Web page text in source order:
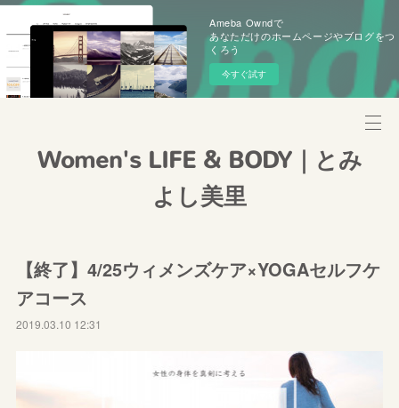
Ameba Owndで
あなただけのホームページやブログをつ
くろう
今すぐ試す
Women's LIFE & BODY｜とみ
よし美里
【終了】4/25ウィメンズケア×YOGAセルフケ
アコース
2019.03.10 12:31